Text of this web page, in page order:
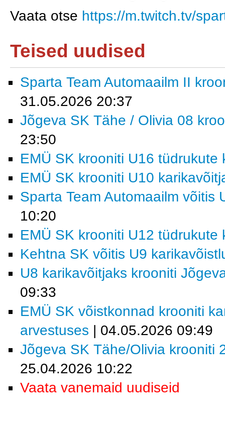
Vaata otse https://m.twitch.tv/
Teised uudised
Sparta Team Automaailm II
31.05.2026 20:37
Jõgeva SK Tähe / Olivia 08
23:50
EMÜ SK krooniti U16 tüdrukute
EMÜ SK krooniti U10
Sparta Team Automaailm võitis
10:20
EMÜ SK krooniti U12 tüdrukute
Kehtna SK võitis U9
U8 karikavõitjaks krooniti
09:33
EMÜ SK võistkonnad krooniti
arvestuses | 04.05.2026 09:49
Jõgeva SK Tähe/Olivia krooniti
25.04.2026 10:22
Vaata vanemaid uudiseid